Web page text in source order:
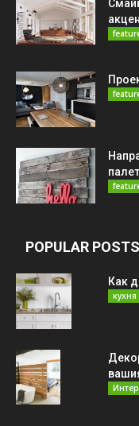
POPULAR POSTS
Как
кухня